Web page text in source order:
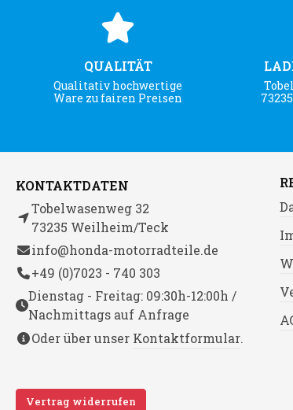
QUALITÄT
Qualitativ hochwertige
Ware zu fairen Preisen
KONTAKTDATEN
Tobelwasenweg 32
73235 Weilheim/Teck
info@honda-motorradteile.de
+49 (0)7023 - 740 303
Dienstag - Freitag: 09:30h-12:00h /
Nachmittags auf Anfrage
Oder über unser Kontaktformular.
Vertrag widerrufen